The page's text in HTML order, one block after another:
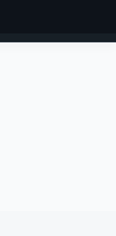
EINLOGGEN